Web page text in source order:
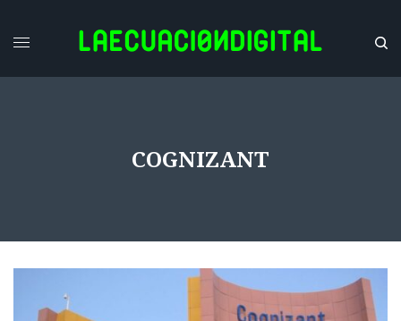
COGNIZANT